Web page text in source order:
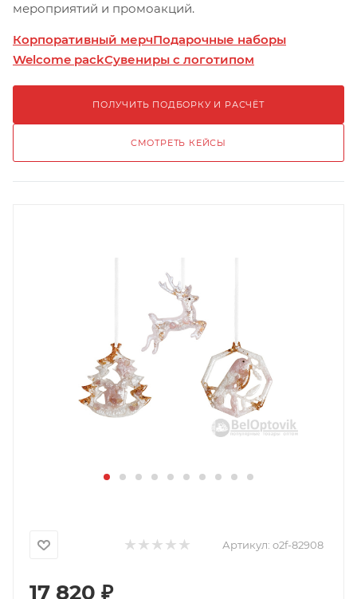
мероприятий и промоакций.
Корпоративный мерчПодарочные наборы
Welcome packСувениры с логотипом
ПОЛУЧИТЬ ПОДБОРКУ И РАСЧЁТ
СМОТРЕТЬ КЕЙСЫ
Артикул: o2f-82908
17 820 ₽